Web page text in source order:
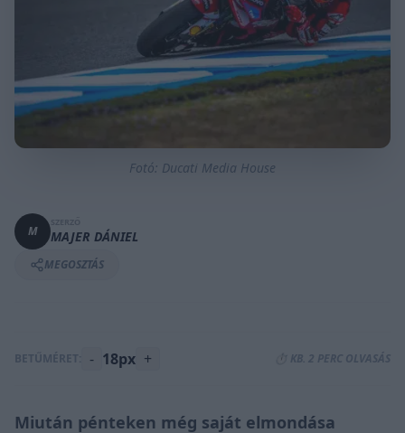
Fotó: Ducati Media House
M MAJER DÁNIEL
MEGOSZTÁS
BETŰMÉRET: - 18px + ⏱️ KB. 2 PERC OLVASÁS
Miután pénteken még saját elmondása